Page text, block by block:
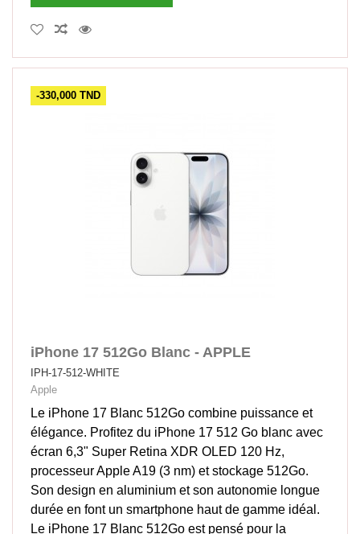
-330,000 TND
iPhone 17 512Go Blanc - APPLE
IPH-17-512-WHITE
Apple
Le iPhone 17 Blanc 512Go combine puissance et
élégance. Profitez du iPhone 17 512 Go blanc avec
écran 6,3" Super Retina XDR OLED 120 Hz,
processeur Apple A19 (3 nm) et stockage 512Go.
Son design en aluminium et son autonomie longue
durée en font un smartphone haut de gamme idéal.
Le iPhone 17 Blanc 512Go est pensé pour la